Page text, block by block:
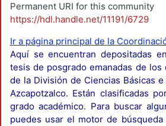
Permanent URI for this community
https://hdl.handle.net/11191/6729
Ir a página principal de la
Aquí se encuentran depositadas
tesis de posgrado emanadas de
de la División de Ciencias Básicas
Azcapotzalco. Están clasificadas
grado académico. Para buscar
puedes usar el motor de